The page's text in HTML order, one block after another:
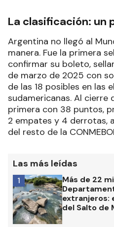
La clasificación: un
Argentina no llegó al
manera. Fue la primera
confirmar su boleto,
de marzo de 2025 con
de las 18 posibles en las
sudamericanas. Al cierre
primera con 38 puntos,
2 empates y 4 derrotas,
del resto de la
Las más leídas
Más de 22
extranjeros:
del Salto de
1